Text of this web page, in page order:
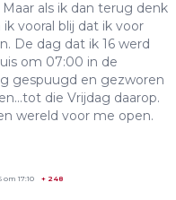
als ik dan terug denk
vooral blij dat ik voor
De dag dat ik 16 werd
om 07:00 in de
gespuugd en gezworen
die Vrijdag daarop.
wereld voor me open.
om 17:10 + 248